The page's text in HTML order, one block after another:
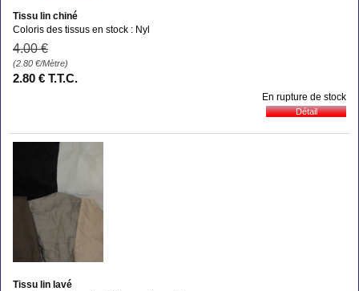
Tissu lin chiné
Coloris des tissus en stock : Nyl
4.00 €
(2.80 €/Mètre)
2.80 € T.T.C.
En rupture de stock
Tissu lin lavé